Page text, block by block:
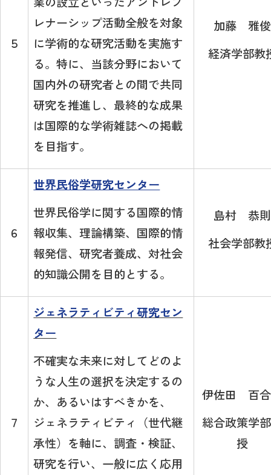
５
レナーシップ活動全般を対象
に学術的な研究活動を実施す
る。特に、当該分野において
国内外の研究者との間で共同
研究を推進し、最終的な成果
は国際的な学術雑誌への掲載
を目指す。
加藤 雅俊
経済学部教
６
世界民俗学研究センター
世界民俗学に関する国際的情
報収集、理論構築、国際的情
報発信、研究者養成、対社会
的知識公開を目的とする。
島村 恭則
社会学部教
７
ジェネラティビティ研究セン
ター
不確実な未来に対してどのよ
うな人生の選択を決定するの
か、あるいはすべきかを、
ジェネラティビティ（世代継
承性）を軸に、調査・検証、
研究を行い、一般に広く応用
伊佐田 百
総合政策学
授